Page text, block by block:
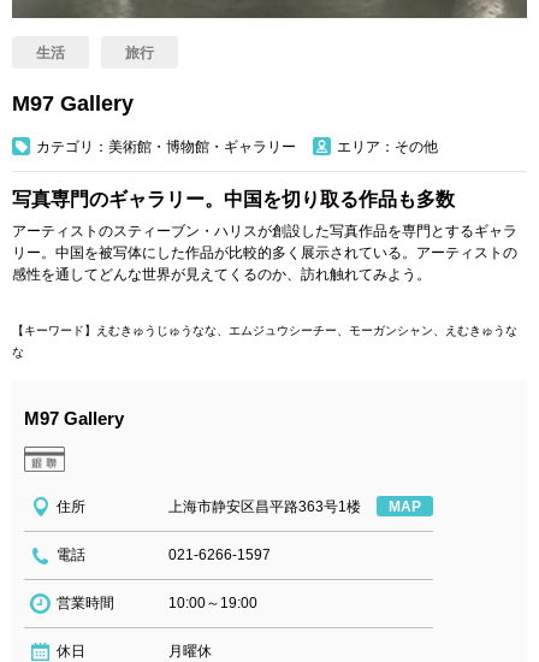
生活 旅行
M97 Gallery
カテゴリ：美術館・博物館・ギャラリー エリア：その他
写真専門のギャラリー。中国を切り取る作品も多数
アーティストのスティーブン・ハリスが創設した写真作品を専門とするギャラ
リー。中国を被写体にした作品が比較的多く展示されている。アーティストの
感性を通してどんな世界が見えてくるのか、訪れ触れてみよう。
【キーワード】えむきゅうじゅうなな、エムジュウシーチー、モーガンシャン、えむきゅうな
な
M97 Gallery
住所 上海市静安区昌平路363号1楼 MAP
電話 021-6266-1597
営業時間 10:00～19:00
休日 月曜休